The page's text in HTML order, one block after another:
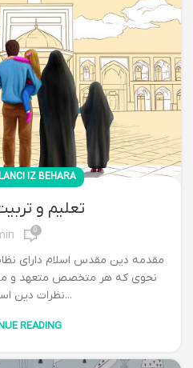
IZ BEHARA
تعلیم و
0
نحوی که هر متخصص متعهد و
نظرات دین اسلام سروک...
READING